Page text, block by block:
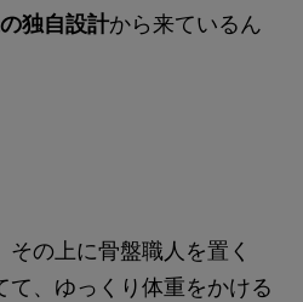
独自設計から来ているん
その上に骨盤職人を置く
て、ゆっくり体重をかける